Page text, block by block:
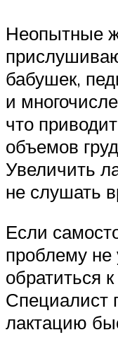
Неопытные
бабушек,
и
что
объемов
Увеличить
не слушать
Если
проблему не
обратиться
Специалист
лактацию